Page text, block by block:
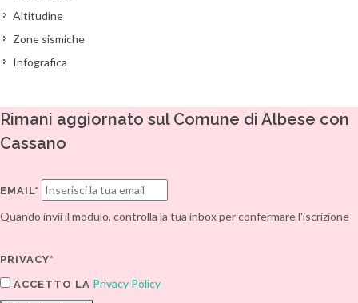
Altitudine
Zone sismiche
Infografica
Rimani aggiornato sul Comune di Albese con
Cassano
EMAIL*
Quando invii il modulo, controlla la tua inbox per confermare l'iscrizione
PRIVACY*
ACCETTO LA Privacy Policy